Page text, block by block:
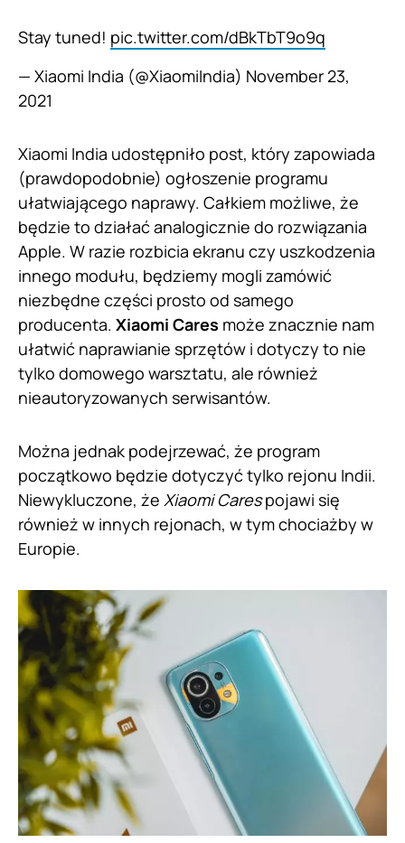
Stay tuned! pic.twitter.com/dBkTbT9o9q
— Xiaomi India (@XiaomiIndia) November 23,
2021
Xiaomi India udostępniło post, który zapowiada
(prawdopodobnie) ogłoszenie programu
ułatwiającego naprawy. Całkiem możliwe, że
będzie to działać analogicznie do rozwiązania
Apple. W razie rozbicia ekranu czy uszkodzenia
innego modułu, będziemy mogli zamówić
niezbędne części prosto od samego
producenta. Xiaomi Cares może znacznie nam
ułatwić naprawianie sprzętów i dotyczy to nie
tylko domowego warsztatu, ale również
nieautoryzowanych serwisantów.
Można jednak podejrzewać, że program
początkowo będzie dotyczyć tylko rejonu Indii.
Niewykluczone, że Xiaomi Carespojawi się
również w innych rejonach, w tym chociażby w
Europie.